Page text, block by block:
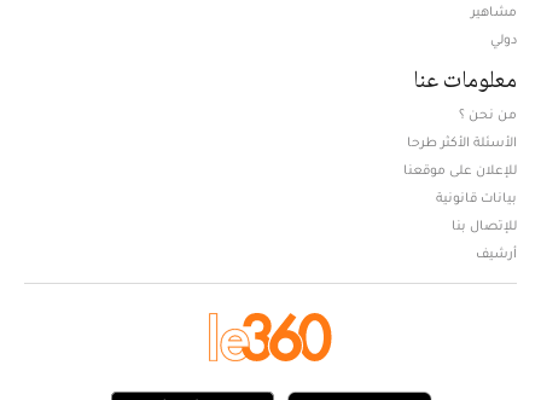
مشاهير
دولي
معلومات عنا
من نحن ؟
الأسئلة الأكثر طرحا
للإعلان على موقعنا
بيانات قانونية
للإتصال بنا
أرشيف